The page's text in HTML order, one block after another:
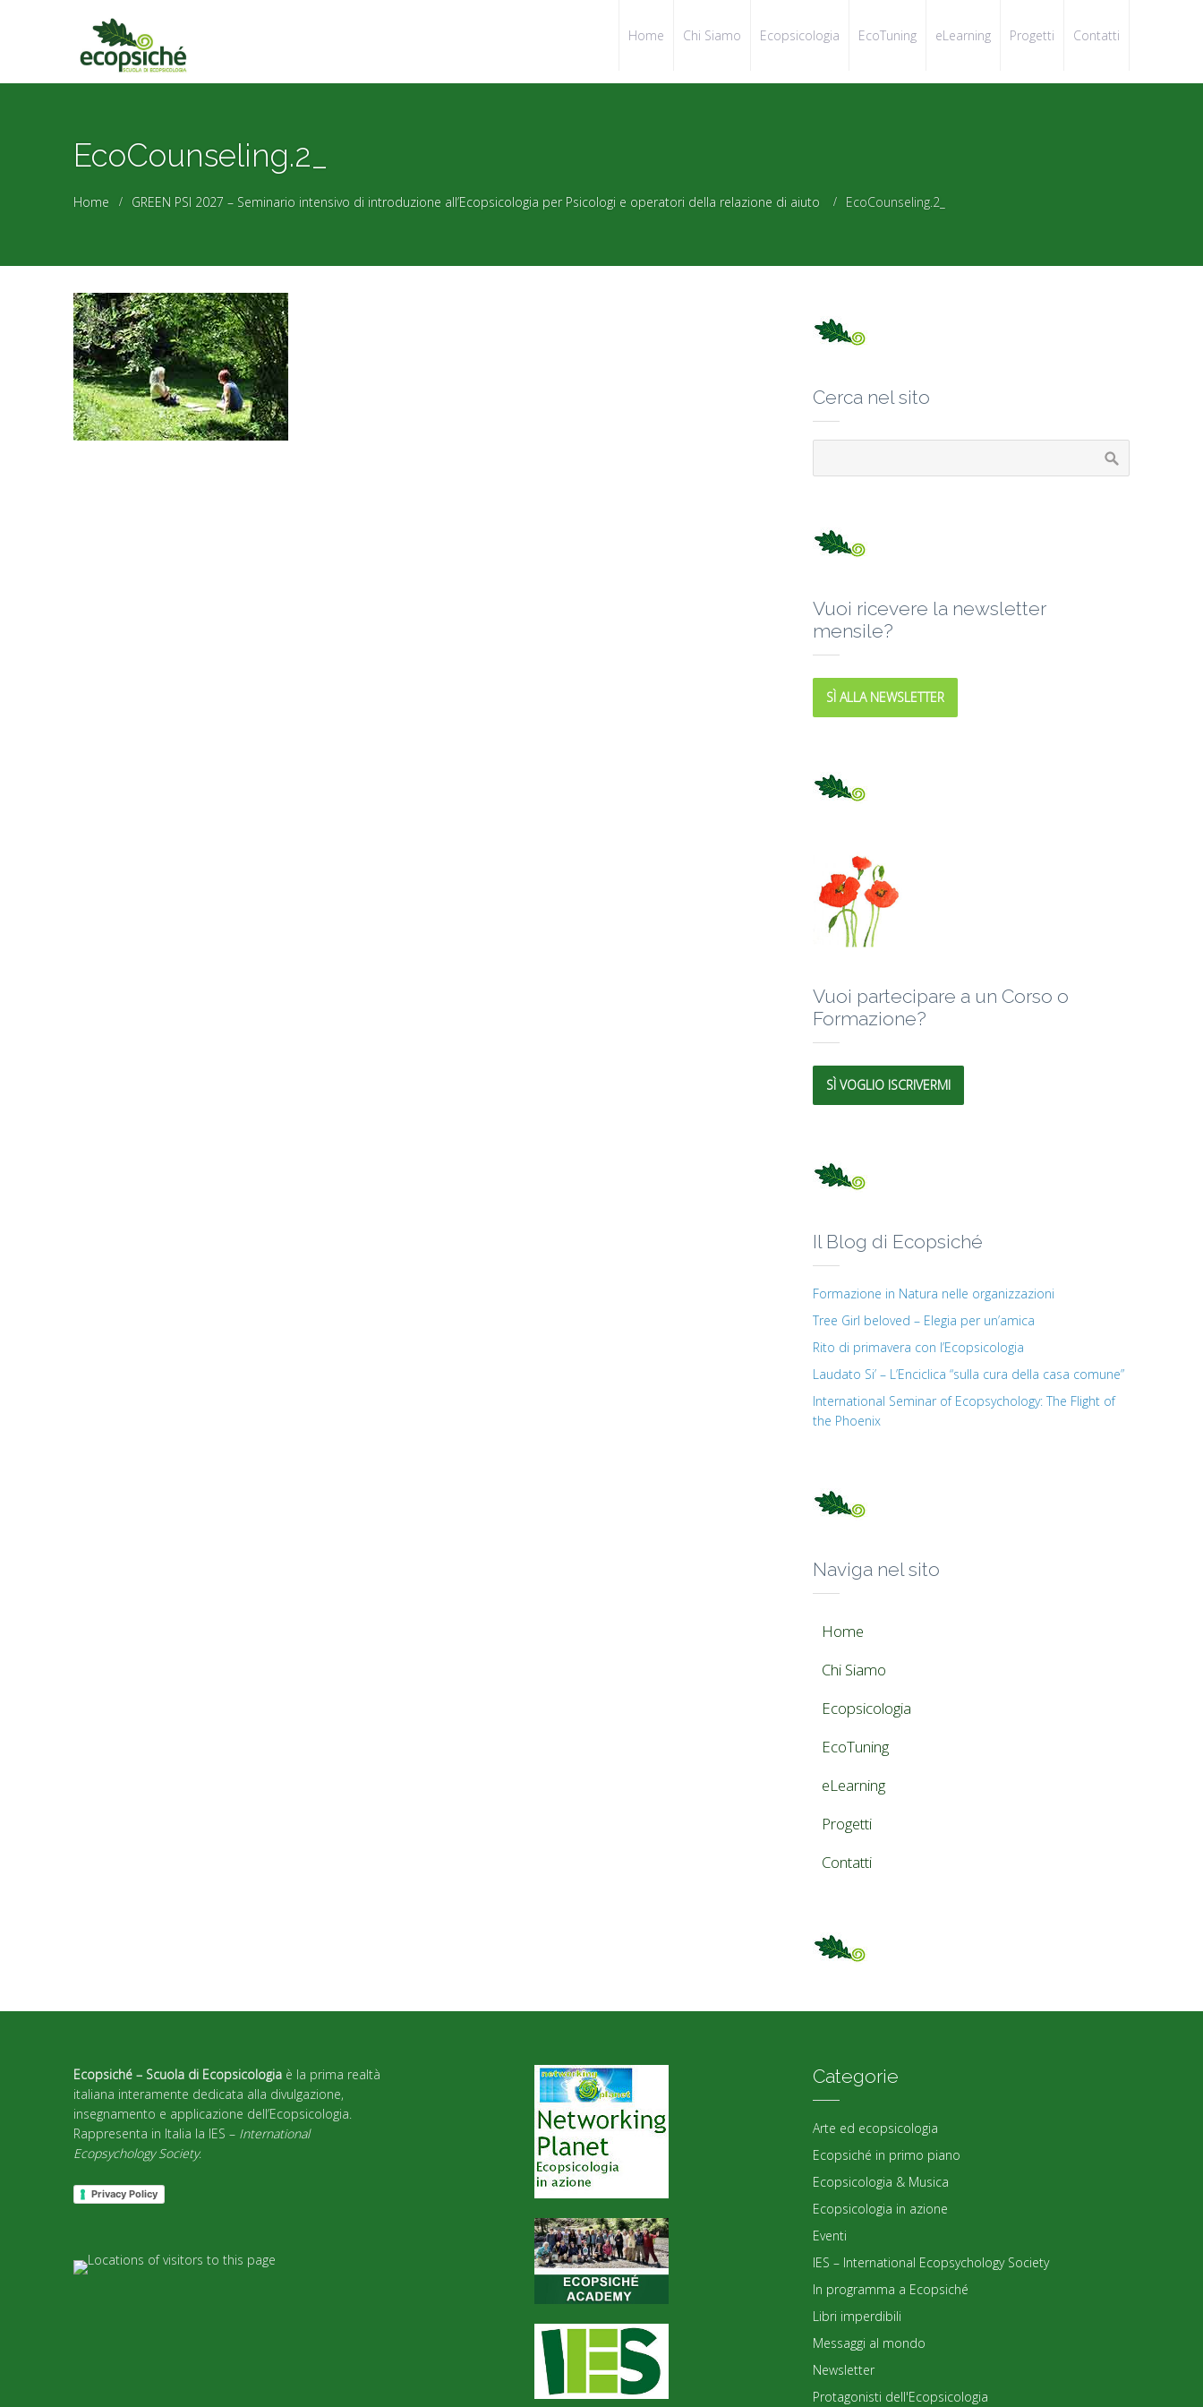
Home Chi Siamo Ecopsicologia EcoTuning eLearning Progetti Contatti
EcoCounseling.2_
Home GREEN PSI 2027 – Seminario intensivo di introduzione all’Ecopsicologia per Psicologi e operatori della relazione di aiuto EcoCounseling.2_
Cerca nel sito
Vuoi ricevere la newsletter
mensile?
SÌ ALLA NEWSLETTER
Vuoi partecipare a un Corso o
Formazione?
SÌ VOGLIO ISCRIVERMI
Il Blog di Ecopsiché
Formazione in Natura nelle organizzazioni
Tree Girl beloved – Elegia per un’amica
Rito di primavera con l’Ecopsicologia
Laudato Si’ – L’Enciclica “sulla cura della casa comune”
International Seminar of Ecopsychology: The Flight of
the Phoenix
Naviga nel sito
Home
Chi Siamo
Ecopsicologia
EcoTuning
eLearning
Progetti
Contatti
Ecopsiché – Scuola di Ecopsicologia è la prima realtà
italiana interamente dedicata alla divulgazione,
insegnamento e applicazione dell’Ecopsicologia.
Rappresenta in Italia la IES – International
Ecopsychology Society.
Privacy Policy
Categorie
Arte ed ecopsicologia
Ecopsiché in primo piano
Ecopsicologia & Musica
Ecopsicologia in azione
Eventi
IES – International Ecopsychology Society
In programma a Ecopsiché
Libri imperdibili
Messaggi al mondo
Newsletter
Protagonisti dell'Ecopsicologia